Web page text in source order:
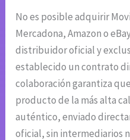
No es posible adquirir
Mercadona, Amazon o
distribuidor oficial y
establecido un contrato
colaboración garantiza
producto de la más alta
auténtico, enviado
oficial, sin intermediarios